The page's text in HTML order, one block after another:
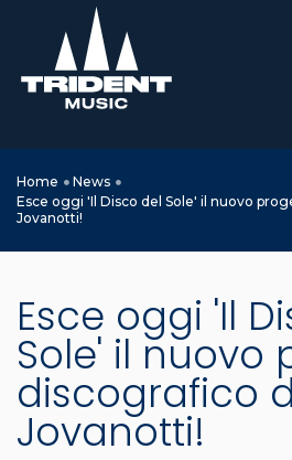
Home
News
Esce oggi 'Il Disco del Sole' il nuovo
Jovanotti!
Esce oggi 'Il
Sole' il nuovo
discografico
Jovanotti!